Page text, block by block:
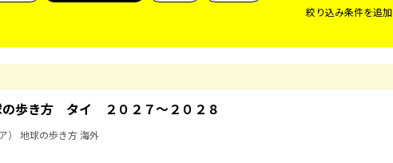
絞り込み条件を追加
歩き方 タイ ２０２７～２０２８
） 地球の歩き方 海外